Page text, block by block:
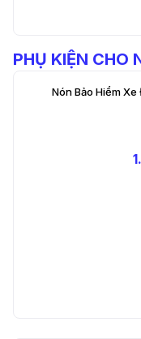
PHỤ KIỆN CHO
Nón Bảo Hiểm